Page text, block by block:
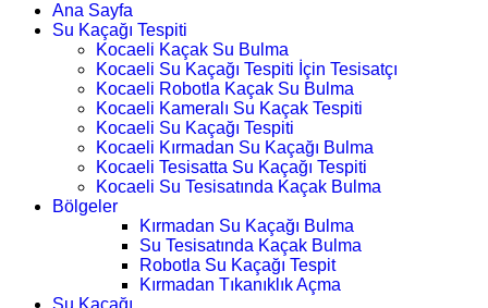
Ana Sayfa
Su Kaçağı Tespiti
Kocaeli Kaçak Su Bulma
Kocaeli Su Kaçağı Tespiti İçin Tesisatçı
Kocaeli Robotla Kaçak Su Bulma
Kocaeli Kameralı Su Kaçak Tespiti
Kocaeli Su Kaçağı Tespiti
Kocaeli Kırmadan Su Kaçağı Bulma
Kocaeli Tesisatta Su Kaçağı Tespiti
Kocaeli Su Tesisatında Kaçak Bulma
Bölgeler
Kırmadan Su Kaçağı Bulma
Su Tesisatında Kaçak Bulma
Robotla Su Kaçağı Tespit
Kırmadan Tıkanıklık Açma
Su Kaçağı